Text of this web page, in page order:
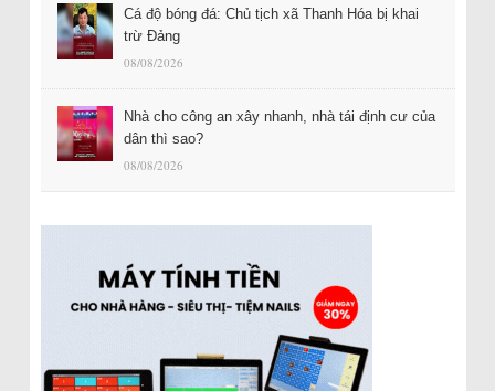
Cá độ bóng đá: Chủ tịch xã Thanh Hóa bị khai
trừ Đảng
08/08/2026
Nhà cho công an xây nhanh, nhà tái định cư của
dân thì sao?
08/08/2026